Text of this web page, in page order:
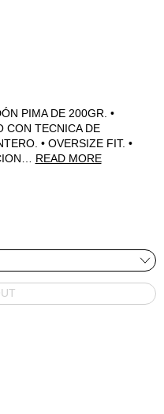
PIMA DE 200GR. •
CON TECNICA DE
• OVERSIZE FIT. •
READ MORE